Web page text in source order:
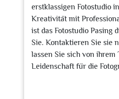
erstklassigen Fotostudio
Kreativität mit
ist das Fotostudio Pasing
Sie. Kontaktieren Sie sie
lassen Sie sich von ihrem
Leidenschaft für die